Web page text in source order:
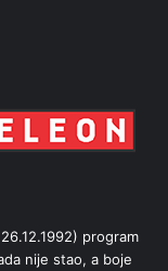
program
nije stao, a boje